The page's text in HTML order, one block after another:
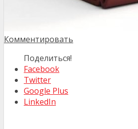
Комментировать
Поделиться!
Facebook
Twitter
Google Plus
LinkedIn